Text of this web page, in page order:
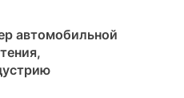
автомобильной